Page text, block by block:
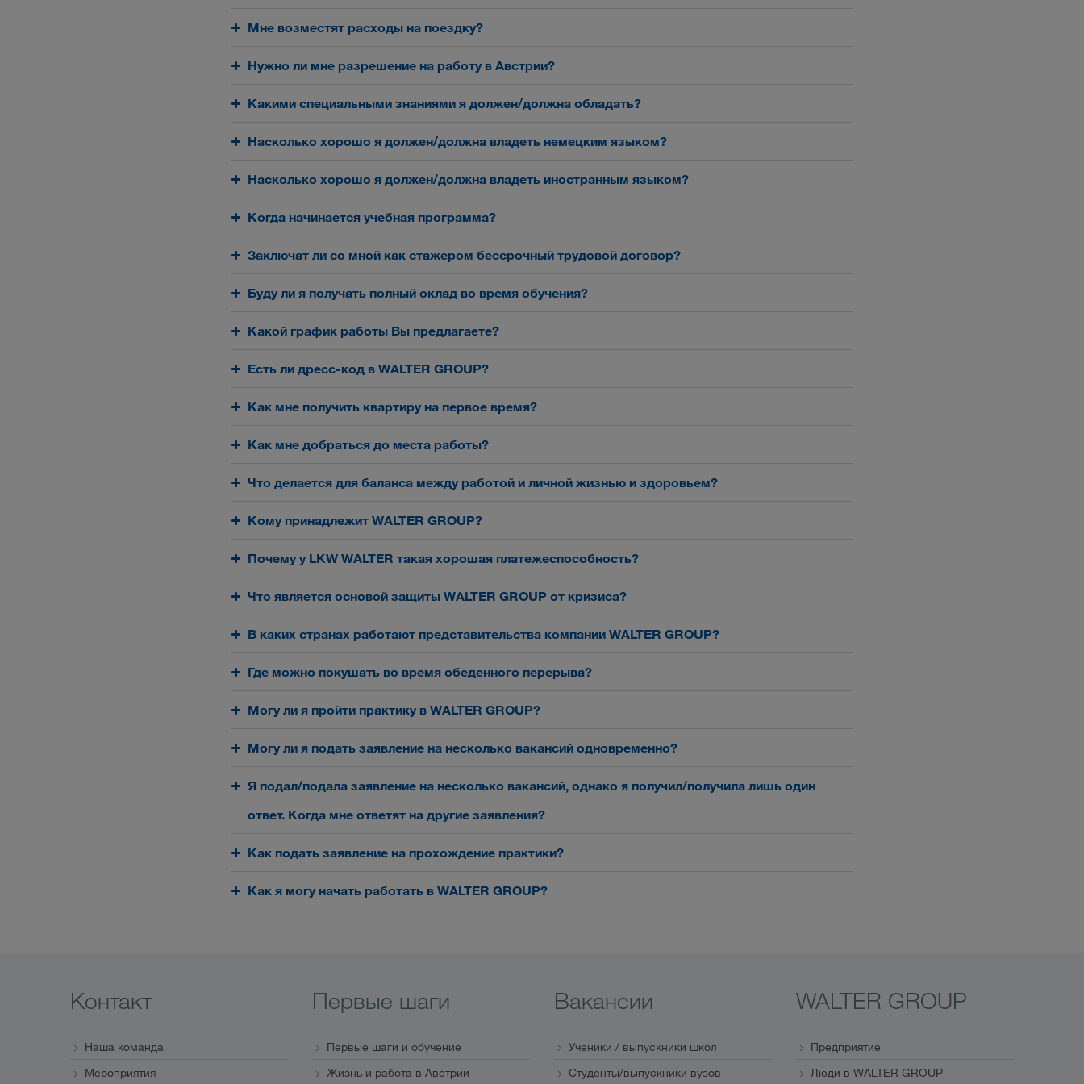
Мне возместят расходы на поездку?
Нужно ли мне разрешение на работу в Австрии?
Какими специальными знаниями я должен/должна обладать?
Насколько хорошо я должен/должна владеть немецким языком?
Насколько хорошо я должен/должна владеть иностранным языком?
Когда начинается учебная программа?
Заключат ли со мной как стажером бессрочный трудовой договор?
Буду ли я получать полный оклад во время обучения?
Какой график работы Вы предлагаете?
Есть ли дресс-код в WALTER GROUP?
Как мне получить квартиру на первое время?
Как мне добраться до места работы?
Что делается для баланса между работой и личной жизнью и здоровьем?
Кому принадлежит WALTER GROUP?
Почему у LKW WALTER такая хорошая платежеспособность?
Что является основой защиты WALTER GROUP от кризиса?
В каких странах работают представительства компании WALTER GROUP?
Где можно покушать во время обеденного перерыва?
Могу ли я пройти практику в WALTER GROUP?
Могу ли я подать заявление на несколько вакансий одновременно?
Я подал/подала заявление на несколько вакансий, однако я получил/получила лишь один
ответ. Когда мне ответят на другие заявления?
Как подать заявление на прохождение практики?
Как я могу начать работать в WALTER GROUP?
Контакт
Наша команда
Мероприятия
Первые шаги
Первые шаги и обучение
Жизнь и работа в Австрии
Вакансии
Ученики / выпускники школ
Студенты/выпускники вузов
WALTER GROUP
Предприятие
Люди в WALTER GROUP